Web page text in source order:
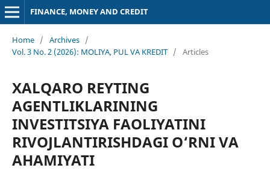
FINANCE, MONEY AND CREDIT
Home / Archives /
Vol. 3 No. 2 (2026): MOLIYA, PUL VA KREDIT / Articles
XALQARO REYTING
AGENTLIKLARINING
INVESTITSIYA FAOLIYATINI
RIVOJLANTIRISHDAGI O‘RNI VA
AHAMIYATI